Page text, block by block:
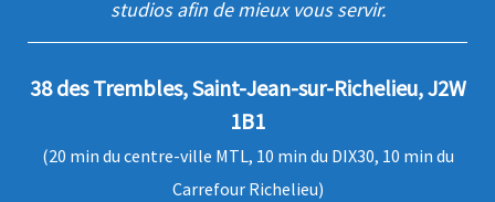
studios afin de mieux vous servir.
38 des Trembles, Saint-Jean-sur-Richelieu, J2W
1B1
(20 min du centre-ville MTL, 10 min du DIX30, 10 min du
Carrefour Richelieu)